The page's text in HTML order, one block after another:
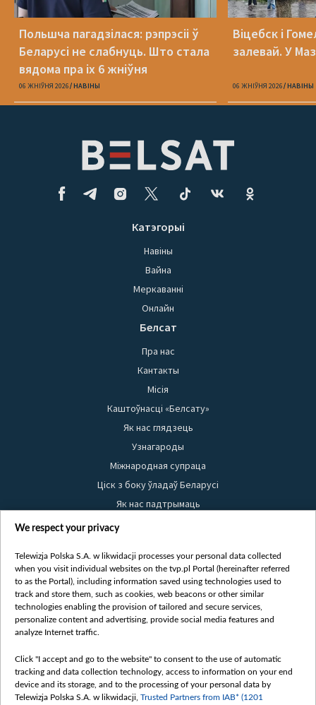
Польшча пагадзілася: рэпрэсіі ў
Беларусі не слабнуць. Што стала
вядома пра іх 6 жніўня
06 ЖНІЎНЯ 2026 НАВІНЫ
Віцебск і
залевай. У
06 ЖНІЎНЯ 2026 НАВІНЫ
Катэгорыі
Навіны
Вайна
Меркаванні
Онлайн
Белсат
Пра нас
Кантакты
Місія
Каштоўнасці «Белсату»
Як нас глядзець
Узнагароды
Міжнародная супраца
Ціск з боку ўладаў Беларусі
Як нас падтрымаць
Правілы выкарыстання матэрыялаў
Бяспека
Youtube
Белсат news
Белсат Shorts
Жэстачайшы мульт
Belsat English
Biełsat PL
We respect your privacy
Telewizja Polska S.A. w likwidacji processes your personal data collected
when you visit individual websites on the tvp.pl Portal (hereinafter referred
to as the Portal), including information saved using technologies used to
track and store them, such as cookies, web beacons or other similar
technologies enabling the provision of tailored and secure services,
personalize content and advertising, provide social media features and
analyze Internet traffic.
Click "I accept and go to the website" to consent to the use of automatic
tracking and data collection technology, access to information on your end
device and its storage, and to the processing of your personal data by
Telewizja Polska S.A. w likwidacji, Trusted Partners from IAB* (1201